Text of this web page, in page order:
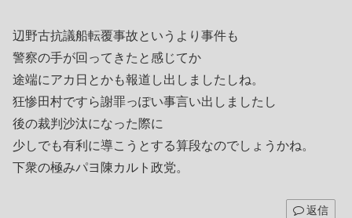
辺野古抗議船転覆事故というより事件も
警察の手が回ってきたと感じてか
途端にアカ日とかも報道し出しましたしね。
狂惨田村ですら謝罪っぽい事言い出しましたし
後の裁判沙汰になった際に
少しでも有利に導こうとする算段なのでしょうかね。
下衆の極みパヨ陳カルト政党。
返信